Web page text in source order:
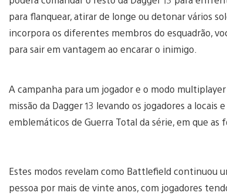
para flanquear, atirar de longe ou detonar vários
incorpora os diferentes membros do esquadrão,
para sair em vantagem ao encarar o inimigo.
A campanha para um jogador e o modo
missão da Dagger 13 levando os jogadores a
emblemáticos de Guerra Total da série, em que as
Estes modos revelam como Battlefield continuou
pessoa por mais de vinte anos, com jogadores